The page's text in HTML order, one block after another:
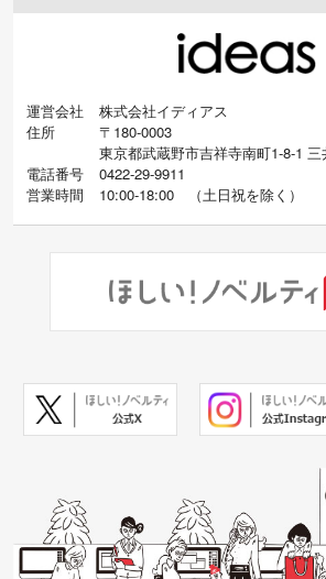
運営会社
株式会社イディアス
住所
〒180-0003
東京都武蔵野市吉祥寺南町1-8-1
電話番号
0422-29-9911
営業時間
10:00-18:00 （土日祝を除く）